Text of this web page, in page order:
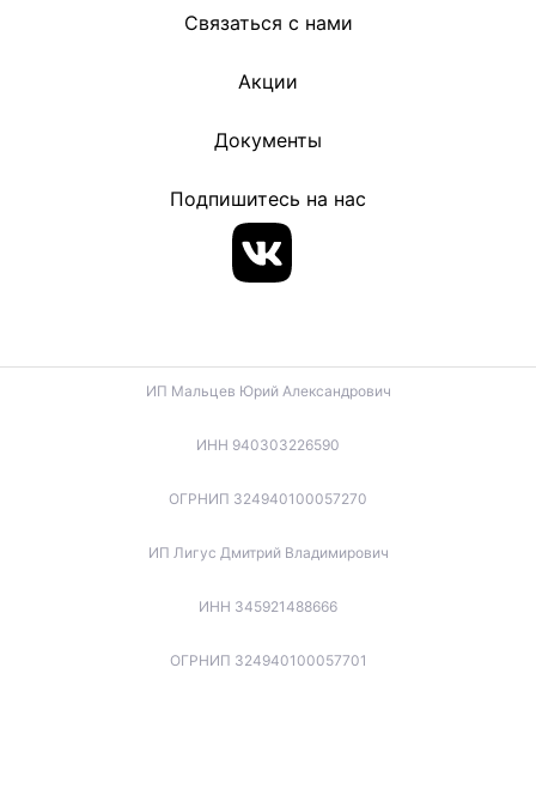
Связаться с нами
Акции
Документы
Подпишитесь на нас
ИП Мальцев Юрий Александрович
ИНН 940303226590
ОГРНИП 324940100057270
ИП Лигус Дмитрий Владимирович
ИНН 345921488666
ОГРНИП 324940100057701